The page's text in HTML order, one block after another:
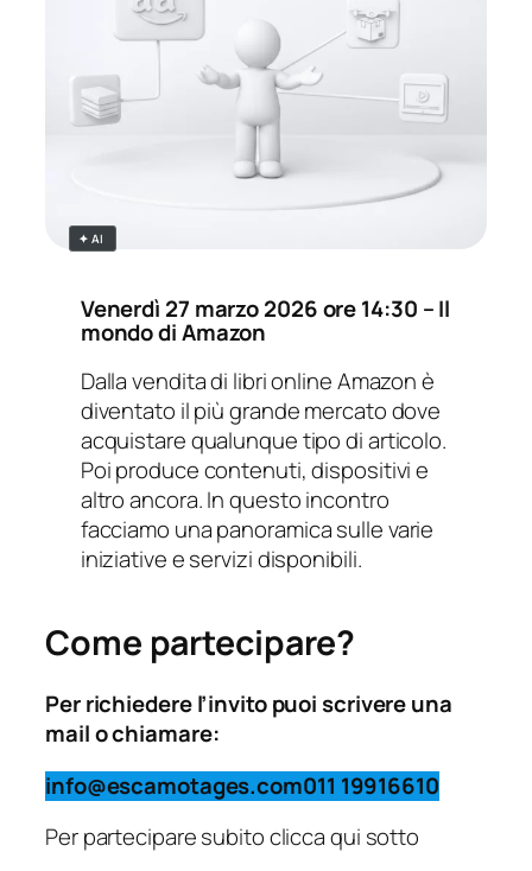
Venerdì 27 marzo 2026 ore 14:30 – Il
mondo di Amazon
Dalla vendita di libri online Amazon è
diventato il più grande mercato dove
acquistare qualunque tipo di articolo.
Poi produce contenuti, dispositivi e
altro ancora. In questo incontro
facciamo una panoramica sulle varie
iniziative e servizi disponibili.
✦ AI
Come partecipare?
Per richiedere l’invito puoi scrivere una
mail o chiamare:
info@escamotages.com011 19916610
Per partecipare subito clicca qui sotto